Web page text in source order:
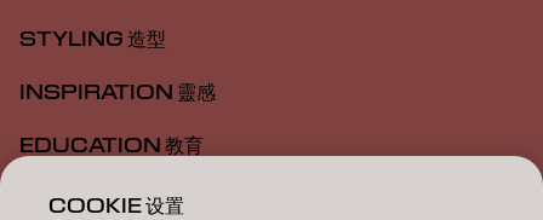
STYLING 造型
INSPIRATION 靈感
EDUCATION 教育
ABOUT 關於我們
COOKIE 设置